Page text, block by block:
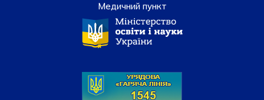
Медичний пункт